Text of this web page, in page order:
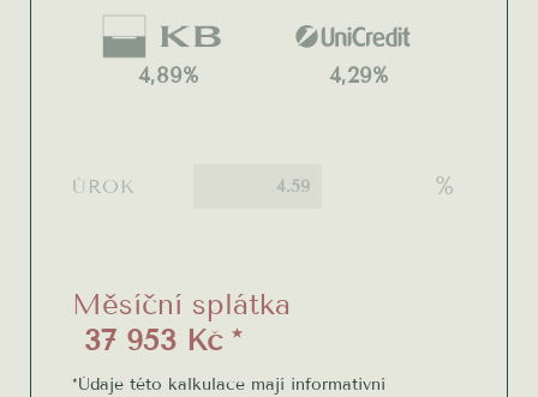
4,89% 4,29%
ÚROK %
Měsíční splátka
37 953 Kč *
*Údaje této kalkulace mají informativní